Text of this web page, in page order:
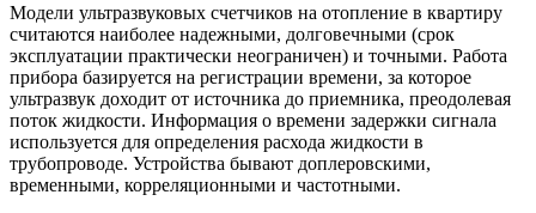
Модели ультразвуковых счетчиков на отопление в квартиру
считаются наиболее надежными, долговечными (срок
эксплуатации практически неограничен) и точными. Работа
прибора базируется на регистрации времени, за которое
ультразвук доходит от источника до приемника, преодолевая
поток жидкости. Информация о времени задержки сигнала
используется для определения расхода жидкости в
трубопроводе. Устройства бывают доплеровскими,
временными, корреляционными и частотными.